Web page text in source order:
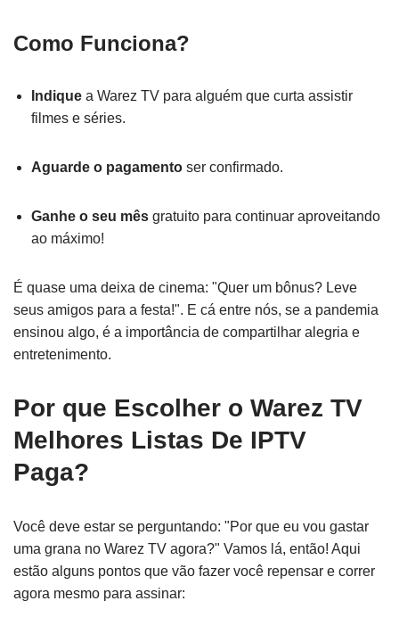
Como Funciona?
Indique a Warez TV para alguém que curta assistir
filmes e séries.
Aguarde o pagamento ser confirmado.
Ganhe o seu mês gratuito para continuar aproveitando
ao máximo!
É quase uma deixa de cinema: "Quer um bônus? Leve
seus amigos para a festa!". E cá entre nós, se a pandemia
ensinou algo, é a importância de compartilhar alegria e
entretenimento.
Por que Escolher o Warez TV
Melhores Listas De IPTV
Paga?
Você deve estar se perguntando: "Por que eu vou gastar
uma grana no Warez TV agora?" Vamos lá, então! Aqui
estão alguns pontos que vão fazer você repensar e correr
agora mesmo para assinar: